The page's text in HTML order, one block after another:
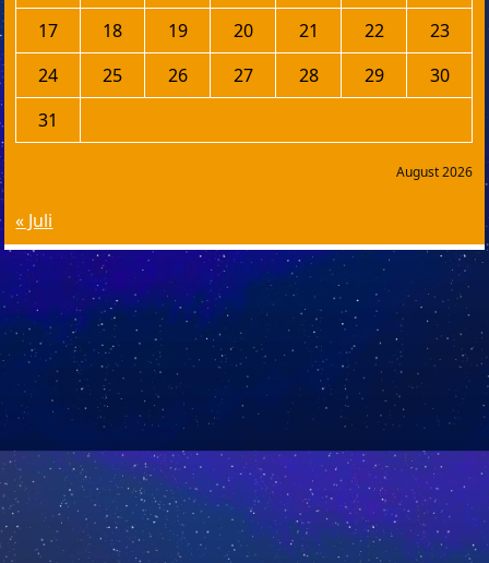
August 2026
17
18 19 20 21 22
23
24
25 26 27 28 29
30
31
« Juli